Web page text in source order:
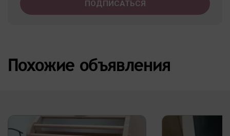
Похожие объявления